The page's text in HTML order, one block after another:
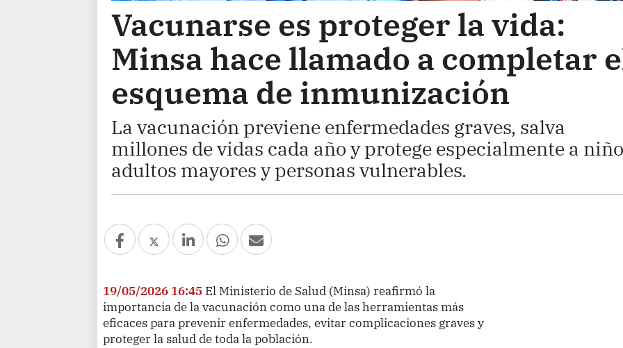
Vacunarse es proteger la vida:
Minsa hace llamado a completar
esquema de inmunización
La vacunación previene enfermedades graves, salva
millones de vidas cada año y protege especialmente a
adultos mayores y personas vulnerables.
19/05/2026 16:45 El Ministerio de Salud (Minsa) reafirmó la
importancia de la vacunación como una de las herramientas más
eficaces para prevenir enfermedades, evitar complicaciones graves y
proteger la salud de toda la población.